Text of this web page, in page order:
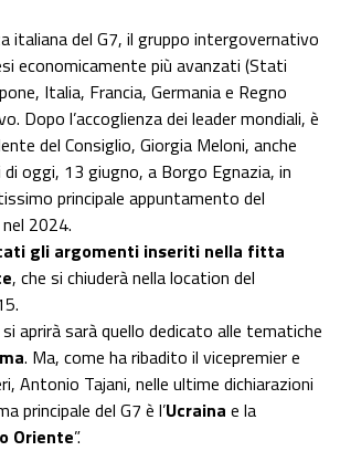
italiana del G7, il gruppo intergovernativo
economicamente più avanzati (Stati
Italia, Francia, Germania e Regno
Dopo l’accoglienza dei leader mondiali, è
del Consiglio, Giorgia Meloni, anche
di oggi, 13 giugno, a Borgo Egnazia, in
principale appuntamento del
nel 2024.
gli argomenti inseriti nella fitta
, che si chiuderà nella location del
aprirà sarà quello dedicato alle tematiche
. Ma, come ha ribadito il vicepremier e
Antonio Tajani, nelle ultime dichiarazioni
principale del G7 è l’Ucraina e la
Oriente”.